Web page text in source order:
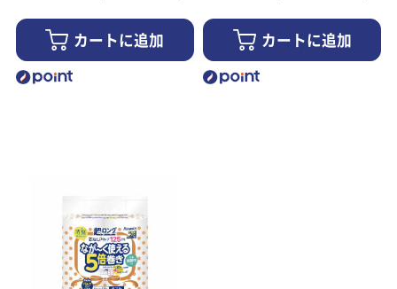
カートに追加 カートに追加